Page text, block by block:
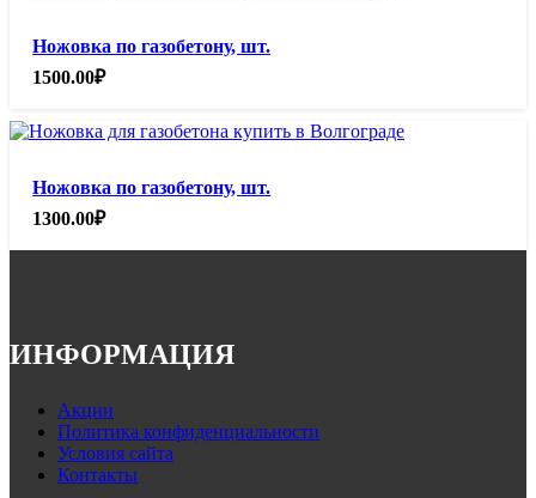
Ножовка по газобетону, шт.
1500.00₽
Ножовка по газобетону, шт.
1300.00₽
ИНФОРМАЦИЯ
Акции
Политика конфиденциальности
Условия сайта
Контакты